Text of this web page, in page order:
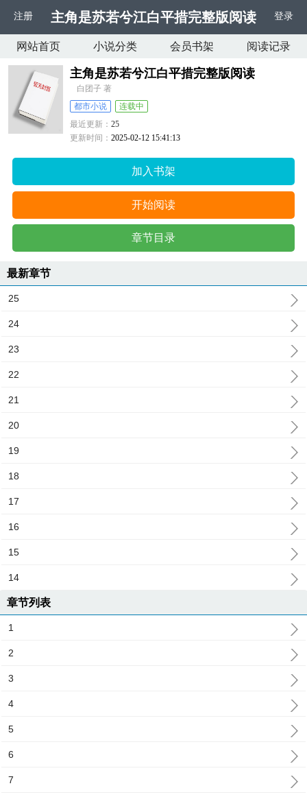
注册 主角是苏若兮江白平措完整版阅读 登录
网站首页 小说分类 会员书架 阅读记录
主角是苏若兮江白平措完整版阅读
白团子 著
都市小说
连载中
最近更新：25
更新时间：2025-02-12 15:41:13
加入书架
开始阅读
章节目录
最新章节
25
24
23
22
21
20
19
18
17
16
15
14
章节列表
1
2
3
4
5
6
7